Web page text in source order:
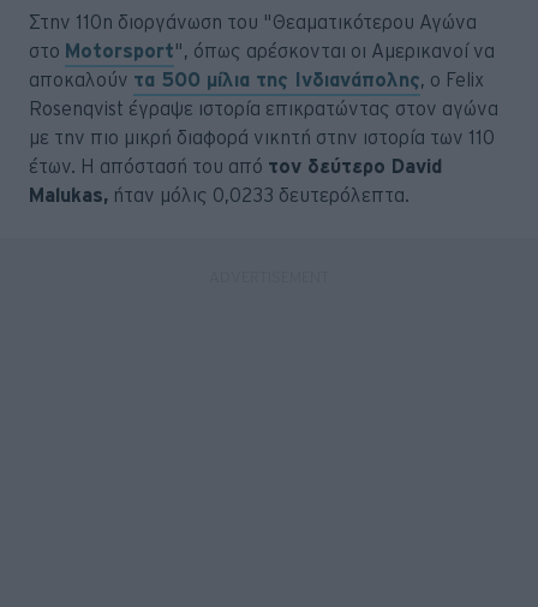
Στην 110η διοργάνωση του "Θεαματικότερου Αγώνα
στο Motorsport", όπως αρέσκονται οι Αμερικανοί να
αποκαλούν τα 500 μίλια της Ινδιανάπολης, ο Felix
Rosenqvist έγραψε ιστορία επικρατώντας στον αγώνα
με την πιο μικρή διαφορά νικητή στην ιστορία των 110
έτων. Η απόστασή του από τον δεύτερο David
Malukas, ήταν μόλις 0,0233 δευτερόλεπτα.